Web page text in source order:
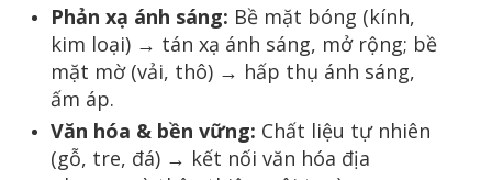
Phản xạ ánh sáng: Bề mặt bóng (kính,
kim loại) → tán xạ ánh sáng, mở rộng; bề
mặt mờ (vải, thô) → hấp thụ ánh sáng,
ấm áp.
Văn hóa & bền vững: Chất liệu tự nhiên
(gỗ, tre, đá) → kết nối văn hóa địa